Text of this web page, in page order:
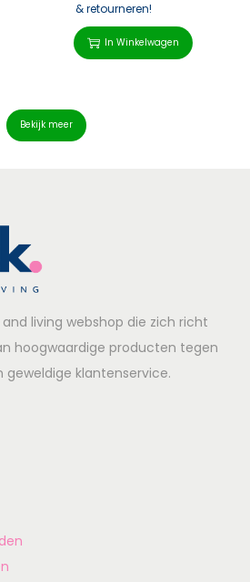
& retourneren!
In Winkelwagen
Bekijk meer
and living webshop die zich richt
hoogwaardige producten tegen
geweldige klantenservice.